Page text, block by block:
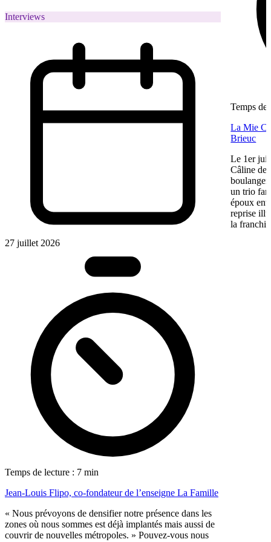
Interviews
27 juillet 2026
Temps de lecture : 7 min
Jean-Louis Flipo, co-fondateur de l’enseigne La Famille
« Nous prévoyons de densifier notre présence dans les
zones où nous sommes est déjà implantés mais aussi de
couvrir de nouvelles métropoles. » Pouvez-vous nous
Temps de
La Mie
Brieuc
Le 1er
Câline de
un trio
époux
reprise
la